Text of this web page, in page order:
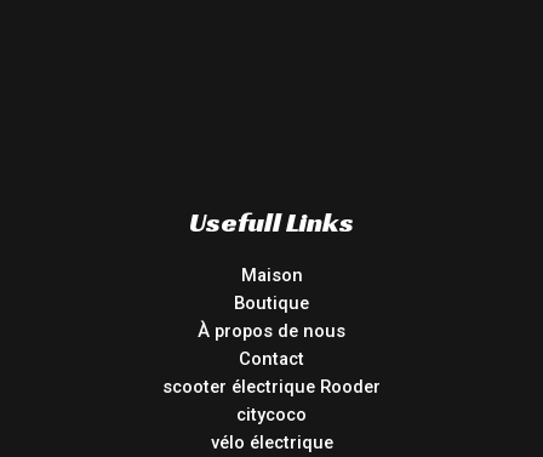
Usefull Links
Maison
Boutique
À propos de nous
Contact
scooter électrique Rooder
citycoco
vélo électrique